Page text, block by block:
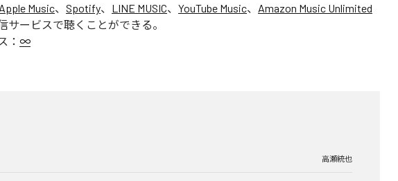
Apple Music、 Spotify、 LINE MUSIC、 YouTube Music、 Amazon Music Unlimited
サービスで聴くことができる。
： ∞
高瀬統也